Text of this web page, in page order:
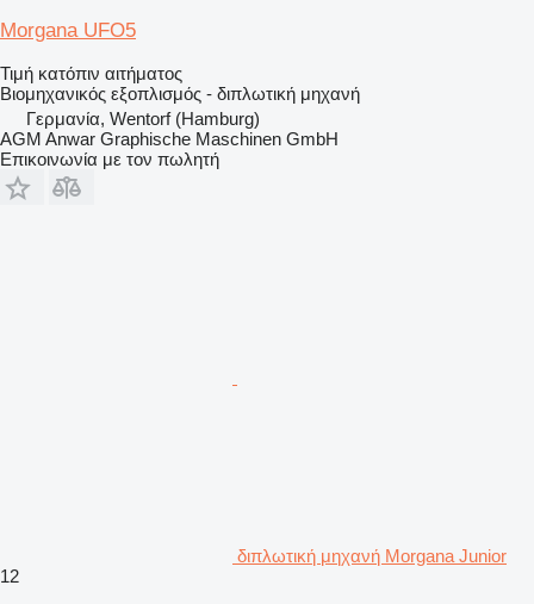
Morgana UFO5
Τιμή κατόπιν αιτήματος
Βιομηχανικός εξοπλισμός - διπλωτική μηχανή
Γερμανία, Wentorf (Hamburg)
AGM Anwar Graphische Maschinen GmbH
Επικοινωνία με τον πωλητή
διπλωτική μηχανή Morgana Junior
12